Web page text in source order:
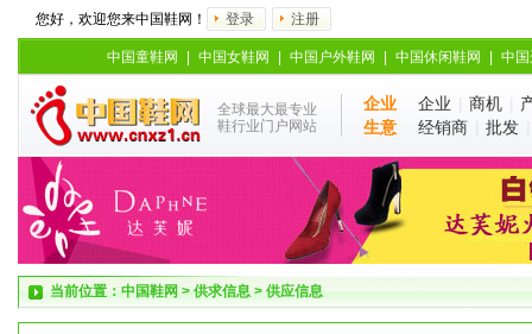
您好，欢迎您来中国鞋网！ 登录 注册
中国童鞋网 中国女鞋网 中国户外鞋网 中国休闲鞋网 中
全球最大最专业
鞋行业门户网站
企业
生意
企业 商机
经销商
批发
当前位置： 中国鞋网 > 供求信息 > 供应信息